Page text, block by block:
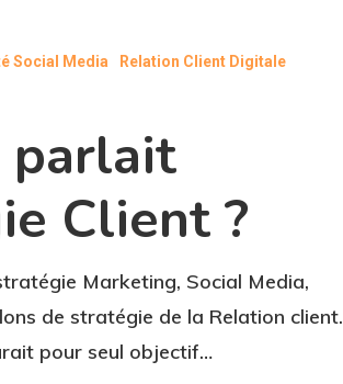
Social Media Relation Client Digitale
parlait
Client ?
Marketing, Social Media,
de stratégie de la Relation client.
pour seul objectif…